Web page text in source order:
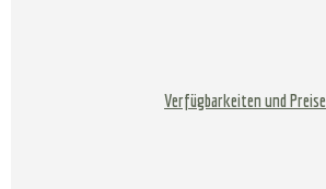
Verfügbarkeiten und Preise